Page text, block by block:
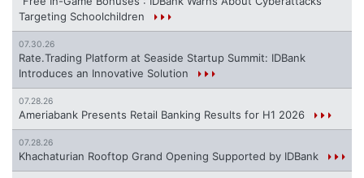
Targeting Schoolchildren
07.30.26
Rate.Trading Platform at Seaside Startup Summit: IDBank
Introduces an Innovative Solution
07.28.26
Ameriabank Presents Retail Banking Results for H1 2026
07.28.26
Khachaturian Rooftop Grand Opening Supported by IDBank